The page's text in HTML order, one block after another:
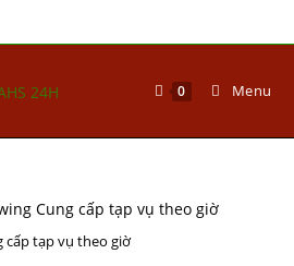
0 Menu
cấp tạp vụ theo giờ